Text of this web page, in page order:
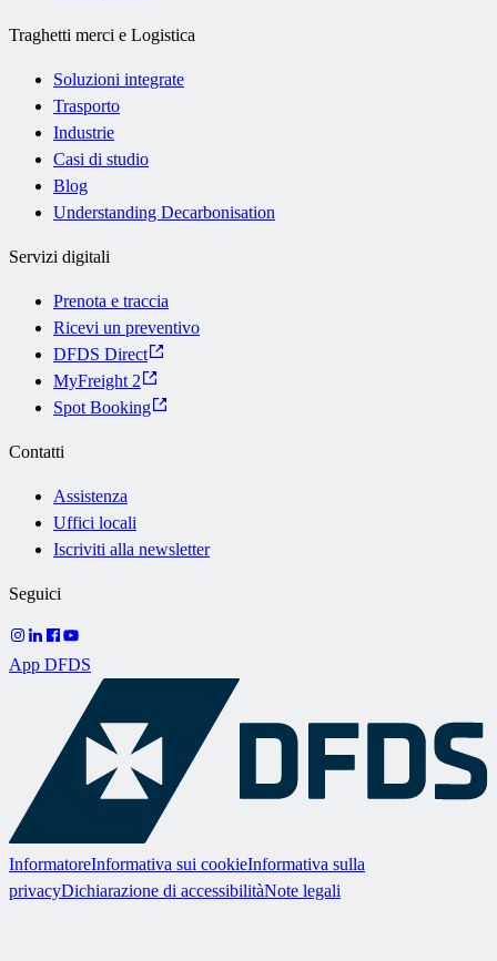
Traghetti merci e Logistica
Soluzioni integrate
Trasporto
Industrie
Casi di studio
Blog
Understanding Decarbonisation
Servizi digitali
Prenota e traccia
Ricevi un preventivo
DFDS Direct
MyFreight 2
Spot Booking
Contatti
Assistenza
Uffici locali
Iscriviti alla newsletter
Seguici
App DFDS
InformatoreInformativa sui cookieInformativa sulla
privacyDichiarazione di accessibilitàNote legali